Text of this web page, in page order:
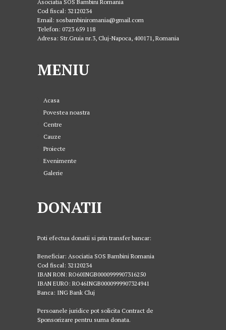
Asociatia SOS Bambini Romania
Cod fiscal: 32120234
Email: sosbambiniromania@gmail.com
Telefon: 0723 659 118
Adresa: Str.Gruia nr.3, Cluj-Napoca, 400171, Romania
MENIU
Acasa
Povestea noastra
Centre
Cauze
Proiecte
Evenimente
Galerie
DONATII
Poti efectua donatii si prin transfer bancar:
Beneficiar: Asociatia SOS Bambini Romania
Cod fiscal: 32120234
IBAN RON: RO60INGB0000999907316250
IBAN EURO: RO46INGB0000999907324941
Banca: ING Bank Cluj
Persoanele juridice pot solicita Contract de
Sponsorizare pentru suma donata.